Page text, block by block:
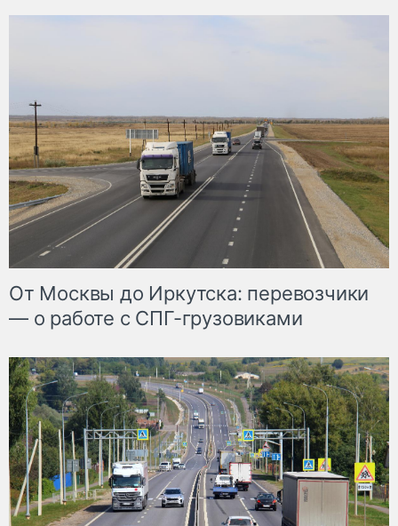
От Москвы до Иркутска: перевозчики
— о работе с СПГ-грузовиками